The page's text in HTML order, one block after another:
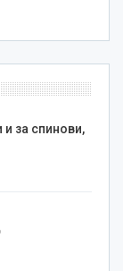
за спинови,